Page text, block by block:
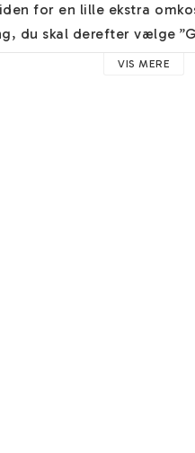
for en lille ekstra
du skal derefter vælge
VIS MERE